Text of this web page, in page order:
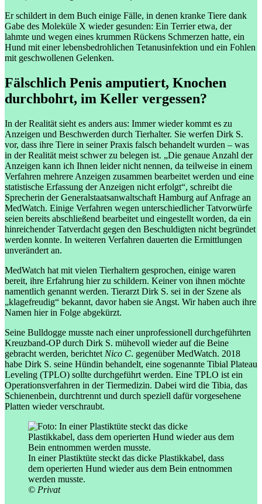
Er schildert in dem Buch einige Fälle, in denen kranke Tiere dank
Gabe des Moleküle X wieder gesunden: Ein Terrier etwa, der
lahmte und wegen eines krummen Rückens Schmerzen hatte, ein
Hund mit einer lebensbedrohlichen Tetanusinfektion und ein Fohlen
mit geschwollenen Gelenken.
Fälschlich Penis amputiert, Knochen
durchbohrt, im Keller vergessen?
In der Realität sieht es anders aus: Immer wieder kommt es zu
Anzeigen und Beschwerden durch Tierhalter. Sie werfen Dirk S.
vor, dass ihre Tiere in seiner Praxis falsch behandelt wurden – was
in der Realität meist schwer zu belegen ist. „Die genaue Anzahl der
Anzeigen kann ich Ihnen leider nicht nennen, da teilweise in einem
Verfahren mehrere Anzeigen zusammen bearbeitet werden und eine
statistische Erfassung der Anzeigen nicht erfolgt“, schreibt die
Sprecherin der Generalstaatsanwaltschaft Hamburg auf Anfrage an
MedWatch. Einige Verfahren wegen unterschiedlicher Tatvorwürfe
seien bereits abschließend bearbeitet und eingestellt worden, da ein
hinreichender Tatverdacht gegen den Beschuldigten nicht begründet
werden konnte. In weiteren Verfahren dauerten die Ermittlungen
unverändert an.
MedWatch hat mit vielen Tierhaltern gesprochen, einige waren
bereit, ihre Erfahrung hier zu schildern. Keiner von ihnen möchte
namentlich genannt werden. Tierarzt Dirk S. sei in der Szene als
„klagefreudig“ bekannt, davor haben sie Angst. Wir haben auch ihre
Namen hier in Folge abgekürzt.
Seine Bulldogge musste nach einer unprofessionell durchgeführten
Kreuzband-OP durch Dirk S. mühevoll wieder auf die Beine
gebracht werden, berichtet Nico C. gegenüber MedWatch. 2018
habe Dirk S. seine Hündin behandelt, eine sogenannte Tibial Plateau
Leveling (TPLO) sollte durchgeführt werden. Eine TPLO ist ein
Operationsverfahren in der Tiermedizin. Dabei wird die Tibia, das
Schienenbein, durchtrennt und durch speziell dafür vorgesehene
Platten wieder verschraubt.
In einer Plastiktüte steckt das dicke Plastikkabel, dass
dem operierten Hund wieder aus dem Bein entnommen
werden musste.
© Privat